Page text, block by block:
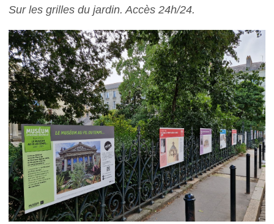
Sur les grilles du jardin. Accès 24h/24.